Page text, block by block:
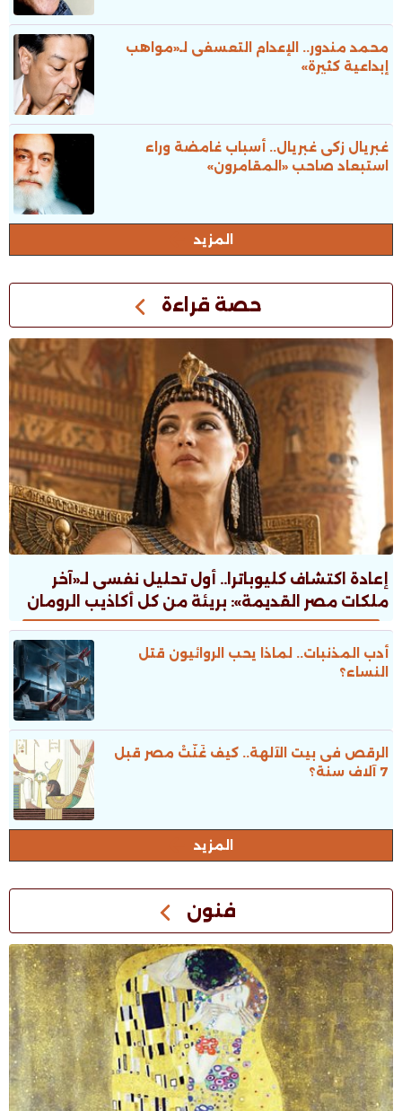
محمد مندور.. الإعدام التعسفى لـ«مواهب
إبداعية كثيرة»
غبريال زكى غبريال.. أسباب غامضة وراء
استبعاد صاحب «المقامرون»
المزيد
حصة قراءة
إعادة اكتشاف كليوباترا.. أول تحليل نفسى لـ«آخر
ملكات مصر القديمة»: بريئة من كل أكاذيب الرومان
أدب المذنبات.. لماذا يحب الروائيون قتل
النساء؟
الرقص فى بيت الآلهة.. كيف غَنَّتْ مصر قبل
7 آلاف سنة؟
المزيد
فنون